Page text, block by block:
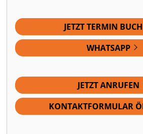
JETZT TERMIN
WHATSAPP
JETZT ANRUFEN
KONTAKTFORMULAR